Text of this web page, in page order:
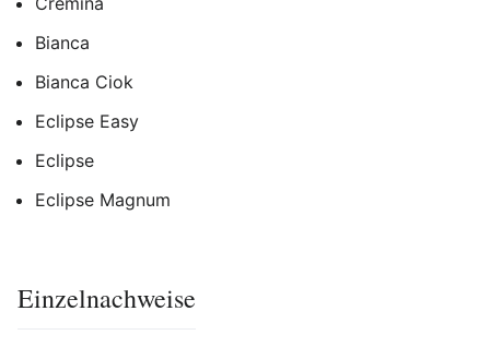
Bianca
Bianca Ciok
Eclipse Easy
Eclipse
Eclipse Magnum
Einzelnachweise